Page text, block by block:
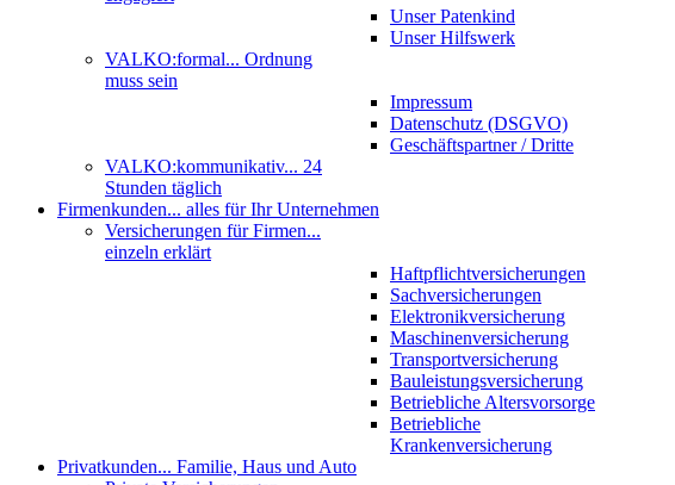
Unser Patenkind
Unser Hilfswerk
VALKO:formal... Ordnung
muss sein
Impressum
Datenschutz (DSGVO)
Geschäftspartner / Dritte
VALKO:kommunikativ... 24
Stunden täglich
Firmenkunden... alles für Ihr Unternehmen
Versicherungen für Firmen...
einzeln erklärt
Haftpflichtversicherungen
Sachversicherungen
Elektronikversicherung
Maschinenversicherung
Transportversicherung
Bauleistungsversicherung
Betriebliche Altersvorsorge
Betriebliche
Krankenversicherung
Privatkunden... Familie, Haus und Auto